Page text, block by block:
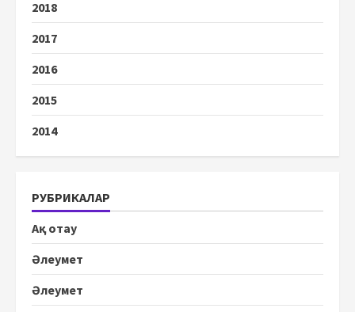
2018
2017
2016
2015
2014
РУБРИКАЛАР
Ақ отау
Әлеумет
Әлеумет